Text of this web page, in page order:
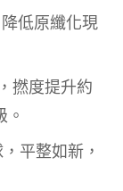
低原纖化現
撚度提升約
。
平整如新，